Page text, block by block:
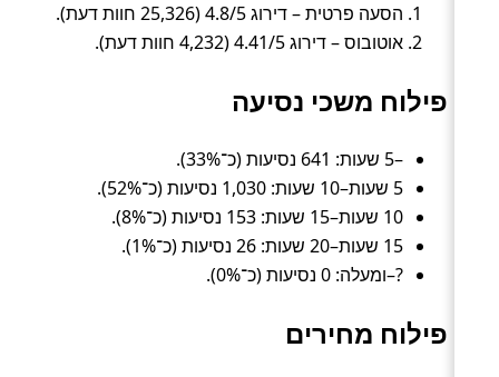
הסעה פרטית – דירוג 4.8/5 (25,326 חוות דעת).
אוטובוס – דירוג 4.41/5 (4,232 חוות דעת).
פילוח משכי נסיעה
–5 שעות: 641 נסיעות (כ־33%).
5 שעות–10 שעות: 1,030 נסיעות (כ־52%).
10 שעות–15 שעות: 153 נסיעות (כ־8%).
15 שעות–20 שעות: 26 נסיעות (כ־1%).
?–ומעלה: 0 נסיעות (כ־0%).
פילוח מחירים